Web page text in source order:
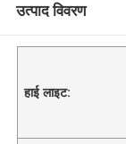
उत्पाद विवरण
हाई लाइट: